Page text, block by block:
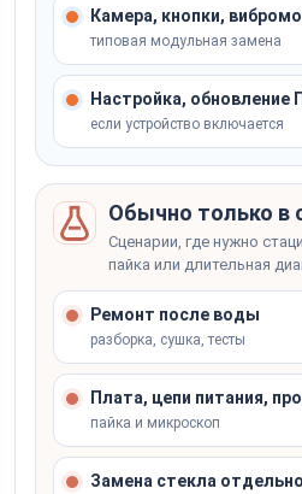
Камера, кнопки,
типовая модульная замена
Настройка, обновление
если устройство включается
Обычно только в
Сценарии, где нужно
пайка или длительная
Ремонт после воды
разборка, сушка, тесты
Плата, цепи питания,
пайка и микроскоп
Замена стекла